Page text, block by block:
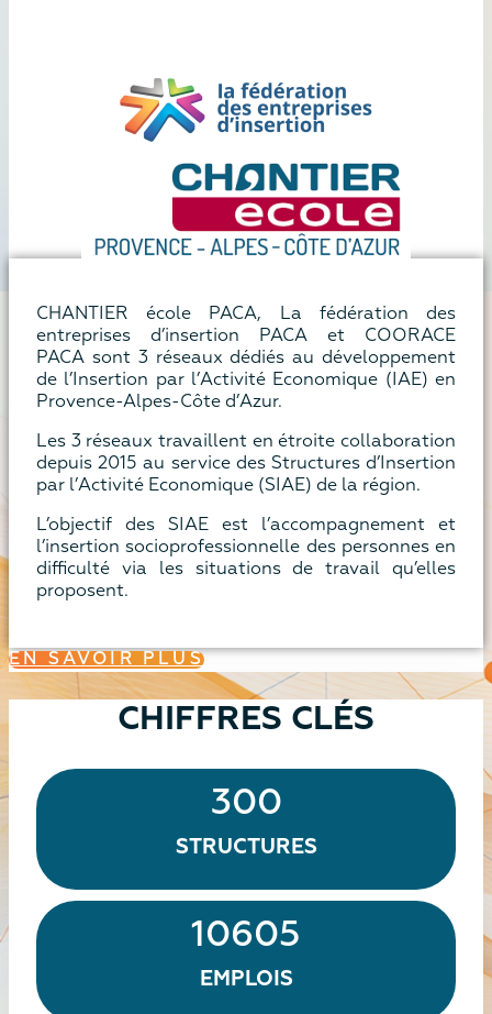
CHANTIER école PACA, La fédération des
entreprises d’insertion PACA et COORACE
PACA sont 3 réseaux dédiés au développement
de l’Insertion par l’Activité Economique (IAE) en
Provence-Alpes-Côte d’Azur.
Les 3 réseaux travaillent en étroite collaboration
depuis 2015 au service des Structures d’Insertion
par l’Activité Economique (SIAE) de la région.
L’objectif des SIAE est l’accompagnement et
l’insertion socioprofessionnelle des personnes en
difficulté via les situations de travail qu’elles
proposent.
EN SAVOIR PLUS
CHIFFRES CLÉS
STRUCTURES
300
EMPLOIS
10605